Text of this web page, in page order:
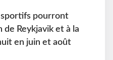
sportifs pourront
Reykjavik et à la
en juin et août